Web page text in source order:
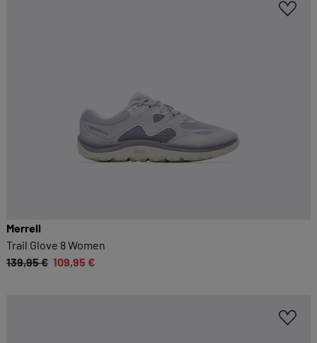
Merrell
Trail Glove 8 Women
139,95 € 109,95 €